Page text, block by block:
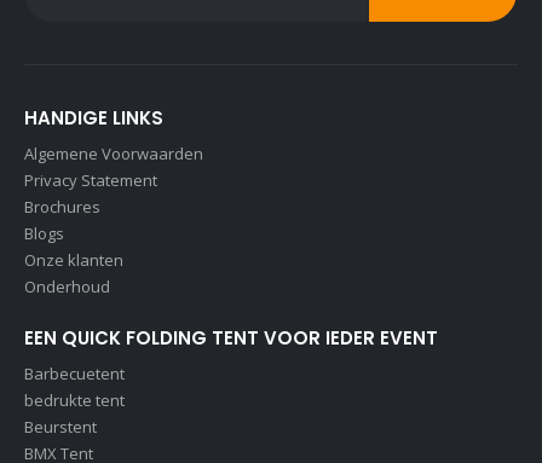
HANDIGE LINKS
Algemene Voorwaarden
Privacy Statement
Brochures
Blogs
Onze klanten
Onderhoud
EEN QUICK FOLDING TENT VOOR IEDER EVENT
Barbecuetent
bedrukte tent
Beurstent
BMX Tent